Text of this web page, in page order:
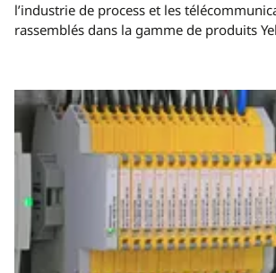
l’industrie de process et les
rassemblés dans la gamme de produits